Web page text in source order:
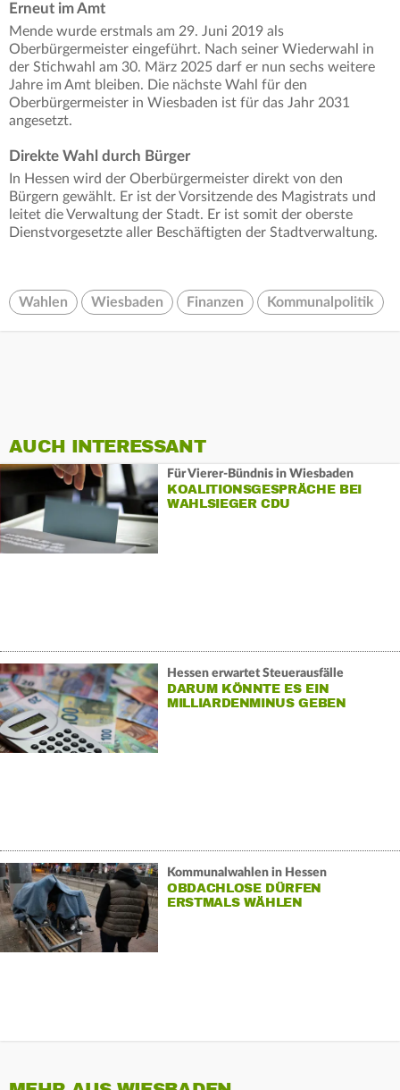
Erneut im Amt
Mende wurde erstmals am 29. Juni 2019 als
Oberbürgermeister eingeführt. Nach seiner Wiederwahl in
der Stichwahl am 30. März 2025 darf er nun sechs weitere
Jahre im Amt bleiben. Die nächste Wahl für den
Oberbürgermeister in Wiesbaden ist für das Jahr 2031
angesetzt.
Direkte Wahl durch Bürger
In Hessen wird der Oberbürgermeister direkt von den
Bürgern gewählt. Er ist der Vorsitzende des Magistrats und
leitet die Verwaltung der Stadt. Er ist somit der oberste
Dienstvorgesetzte aller Beschäftigten der Stadtverwaltung.
Wahlen Wiesbaden Finanzen Kommunalpolitik
AUCH INTERESSANT
Für Vierer-Bündnis in Wiesbaden
KOALITIONSGESPRÄCHE BEI
WAHLSIEGER CDU
Hessen erwartet Steuerausfälle
DARUM KÖNNTE ES EIN
MILLIARDENMINUS GEBEN
Kommunalwahlen in Hessen
OBDACHLOSE DÜRFEN
ERSTMALS WÄHLEN